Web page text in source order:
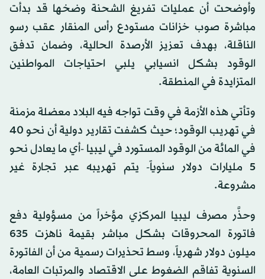
وأوضحت أن عمليات تفريغ الشحنة وضخها قد بدأت
مباشرة صوب خزانات مستودع رأس المنقار عقب رسو
الناقلة، بهدف تعزيز الأرصدة الحالية، وضمان تدفق
الوقود بشكل انسيابي يلبي احتياجات المواطنين
المتزايدة في المنطقة.
وتأتي هذه الأزمة في وقت تواجه فيه البلاد معضلة مزمنة
في تهريب الوقود؛ حيث كشفت تقارير دولية أن نحو 40
في المائة من الوقود المستورد في ليبيا -أي ما يعادل نحو
5 مليارات دولار سنوياً- يتم تهريبه عبر تجارة غير
مشروعة.
وحذَّر مصرف ليبيا المركزي مؤخراً من مسؤولية دفع
فاتورة المحروقات بشكل مباشر بقيمة ناهزت 635
ميلون دولار شهرياً، وسط تحذيرات رسمية من أن الفاتورة
السنوية تفاقم الضغوط على الاقتصاد والمرتبات العامة،